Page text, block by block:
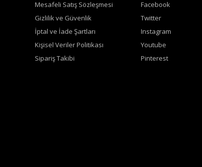
Mesafeli Satış Sözleşmesi
Gizlilik ve Güvenlik
İptal ve İade Şartları
Kişisel Veriler Politikası
Sipariş Takibi
Facebook
Twitter
Instagram
Youtube
Pinterest